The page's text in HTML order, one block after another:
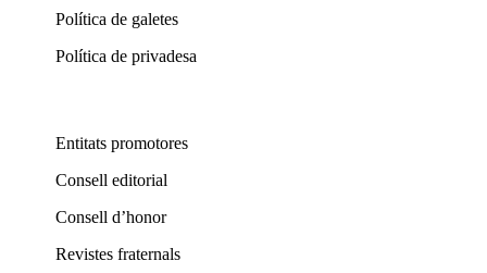
Política de galetes
Política de privadesa
Entitats promotores
Consell editorial
Consell d’honor
Revistes fraternals